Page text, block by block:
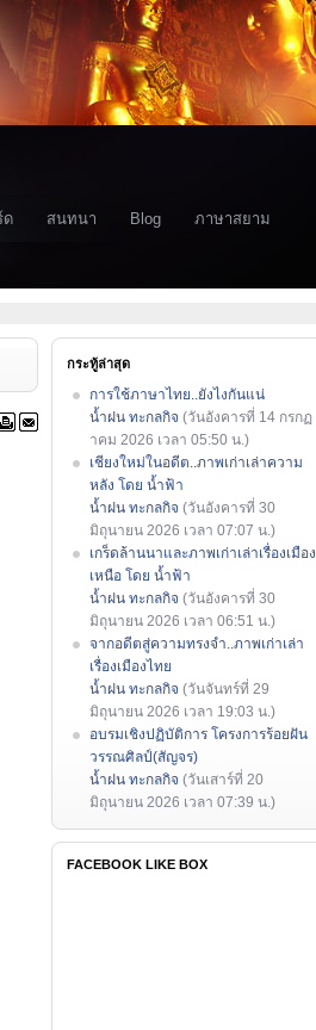
ด สนทนา Blog ภาษาสยาม
กระทู้ล่าสุด
การใช้ภาษาไทย..ยังไงกันแน่
น้ำฝน ทะกลกิจ (วันอังคารที่ 14 กรกฏ
าคม 2026 เวลา 05:50 น.)
เชียงใหม่ในอดีต..ภาพเก่าเล่าความ
หลัง โดย น้ำฟ้า
น้ำฝน ทะกลกิจ (วันอังคารที่ 30
มิถุนายน 2026 เวลา 07:07 น.)
เกร็ดล้านนาและภาพเก่าเล่าเรื่องเมือง
เหนือ โดย น้ำฟ้า
น้ำฝน ทะกลกิจ (วันอังคารที่ 30
มิถุนายน 2026 เวลา 06:51 น.)
จากอดีตสู่ความทรงจำ..ภาพเก่าเล่า
เรื่องเมืองไทย
น้ำฝน ทะกลกิจ (วันจันทร์ที่ 29
มิถุนายน 2026 เวลา 19:03 น.)
อบรมเชิงปฏิบัติการ โครงการร้อยฝัน
วรรณศิลป์(สัญจร)
น้ำฝน ทะกลกิจ (วันเสาร์ที่ 20
มิถุนายน 2026 เวลา 07:39 น.)
FACEBOOK LIKE BOX